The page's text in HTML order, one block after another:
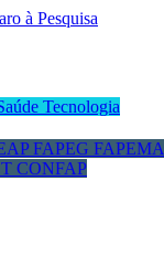
Tecnologia
FAPEG FAPEMA
CONFAP